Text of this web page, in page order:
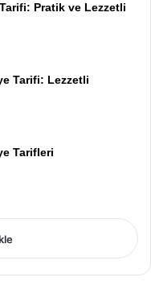
Pratik ve Lezzetli
Tarifi: Lezzetli
Tarifleri